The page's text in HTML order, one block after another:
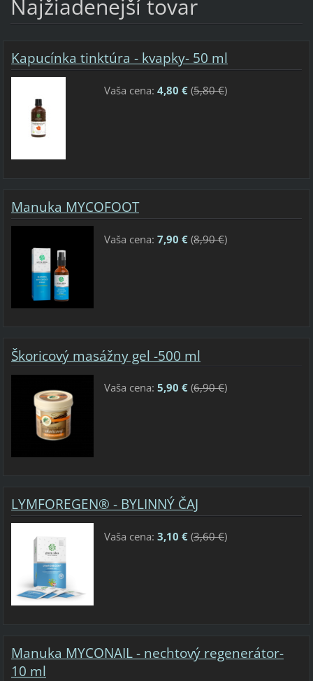
Najžiadenejší tovar
Kapucínka tinktúra - kvapky- 50 ml
Vaša cena: 4,80 €(5,80 €)
Manuka MYCOFOOT
Vaša cena: 7,90 €(8,90 €)
Škoricový masážny gel -500 ml
Vaša cena: 5,90 €(6,90 €)
LYMFOREGEN® - BYLINNÝ ČAJ
Vaša cena: 3,10 €(3,60 €)
Manuka MYCONAIL - nechtový regenerátor-
10 ml